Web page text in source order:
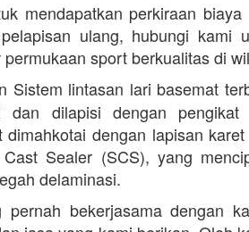
mendapatkan perkiraan biaya
ulang, hubungi kami
sport berkualitas di
Sistem lintasan lari basemat
dan dilapisi dengan pengikat
dimahkotai dengan lapisan
Sealer (SCS), yang
delaminasi.
pernah bekerjasama dengan